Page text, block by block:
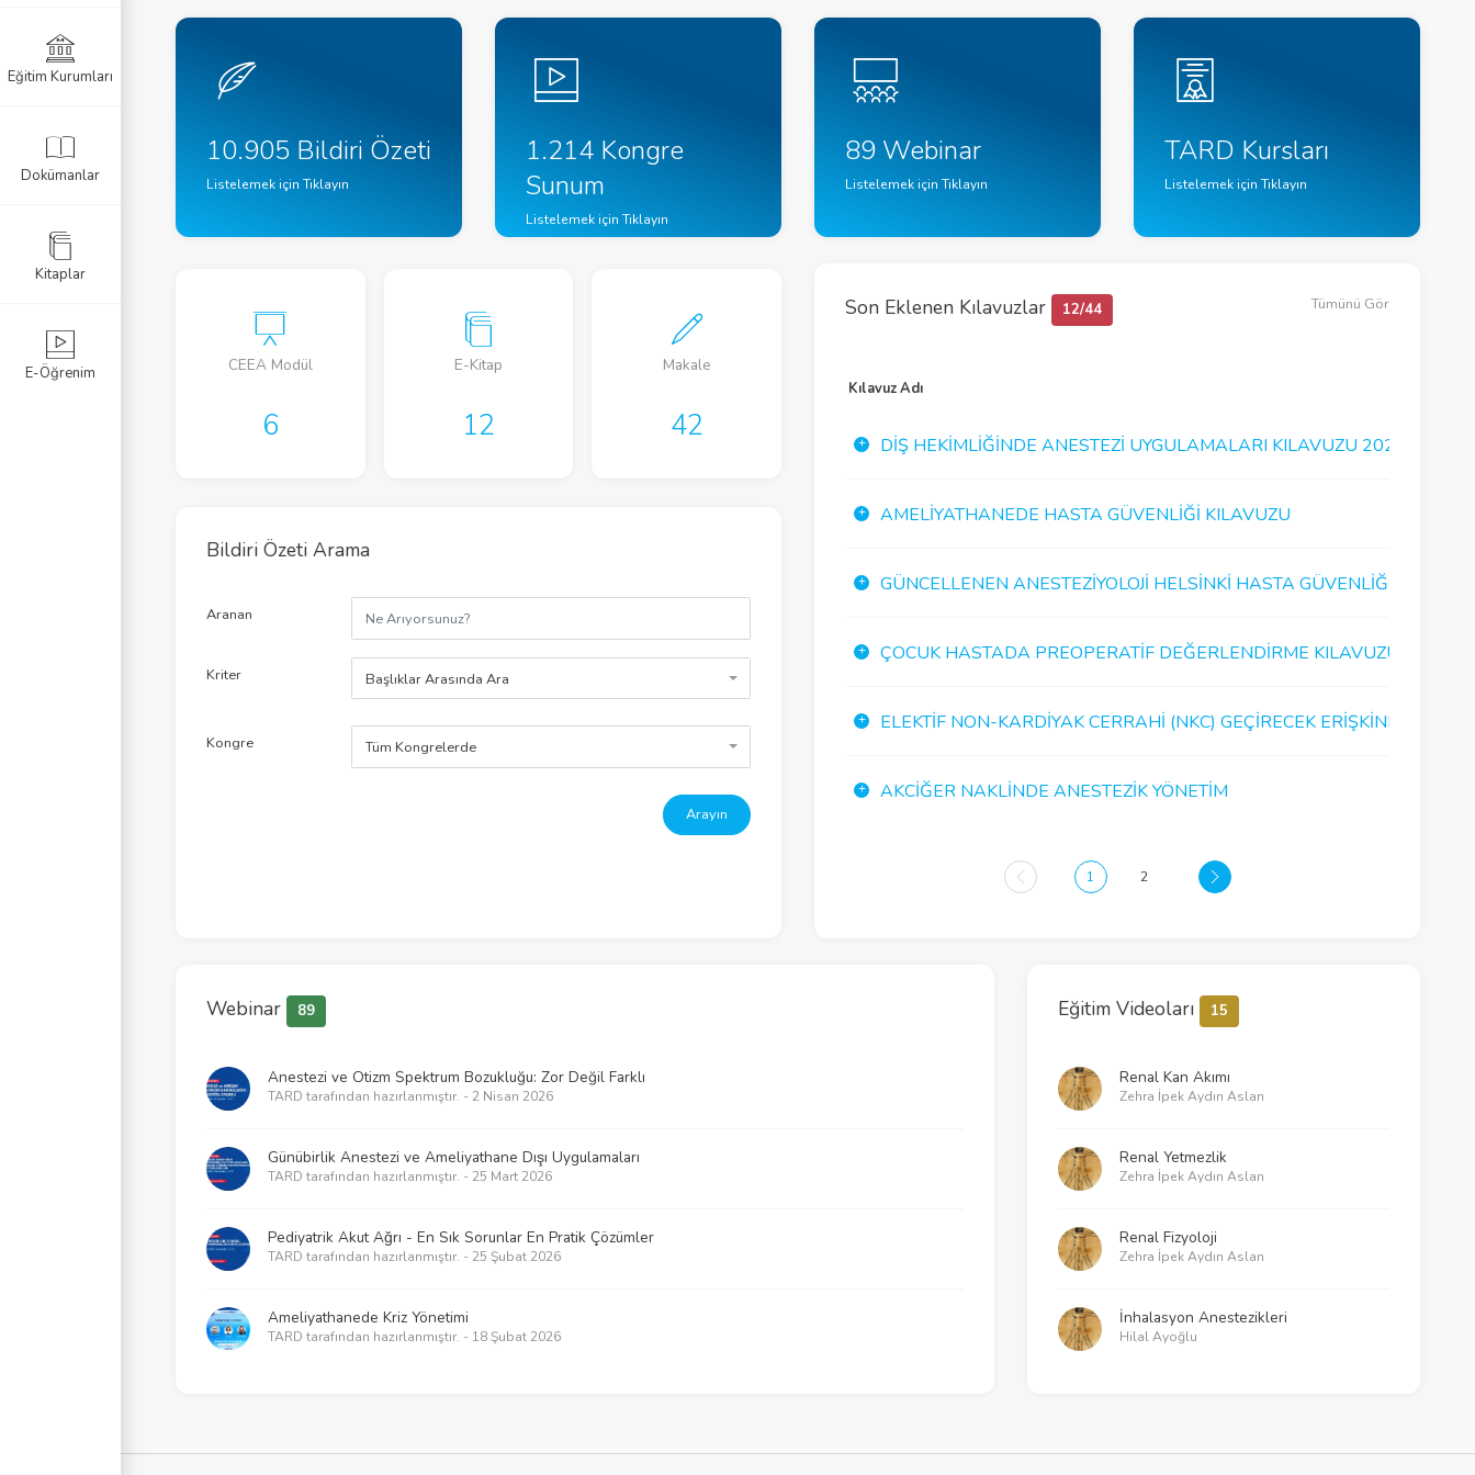
10.905 Bildiri Özeti
Listelemek için Tıklayın
1.214 Kongre
Sunum
Listelemek için Tıklayın
89 Webinar
Listelemek için Tıklayın
TARD Kursları
Listelemek için Tıklayın
CEEA Modül
6
E-Kitap
12
Makale
42 44
Bildiri Özeti Arama
Aranan
Kriter Başlıklar Arasında Ara
Kongre Tüm Kongrelerde
Arayın
Son Eklenen Kılavuzlar 12/44 Tümünü Gör
Kılavuz Adı
DIŞ HEKIMLIĞINDE ANESTEZI UYGULAMALARI KILAVUZU 2026
AMELIYATHANEDE HASTA GÜVENLIĞI KILAVUZU
GÜNCELLENEN ANESTEZIYOLOJI HELSINKI HASTA GÜVENLIĞI 2020
ÇOCUK HASTADA PREOPERATIF DEĞERLENDIRME KILAVUZU
ELEKTIF NON-KARDIYAK CERRAHI (NKC) GEÇIRECEK ERIŞKINLERIN PR...
AKCIĞER NAKLINDE ANESTEZIK YÖNETIM
1 2
Webinar 89
Anestezi ve Otizm Spektrum Bozukluğu: Zor Değil Farklı
TARD tarafından hazırlanmıştır. - 2 Nisan 2026
Günübirlik Anestezi ve Ameliyathane Dışı Uygulamaları
TARD tarafından hazırlanmıştır. - 25 Mart 2026
Pediyatrik Akut Ağrı - En Sık Sorunlar En Pratik Çözümler
TARD tarafından hazırlanmıştır. - 25 Şubat 2026
Ameliyathanede Kriz Yönetimi
TARD tarafından hazırlanmıştır. - 18 Şubat 2026
Eğitim Videoları 15
Renal Kan Akımı
Zehra İpek Aydın Aslan
Renal Yetmezlik
Zehra İpek Aydın Aslan
Renal Fizyoloji
Zehra İpek Aydın Aslan
İnhalasyon Anestezikleri
Hilal Ayoğlu
Eğitim Kurumları
Dokümanlar
Kitaplar
E-Öğrenim